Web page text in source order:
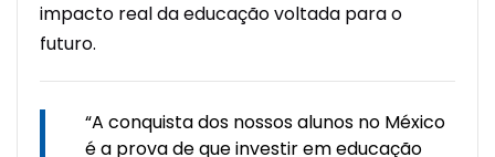
impacto real da educação voltada para o
futuro.
“A conquista dos nossos alunos no México
é a prova de que investir em educação